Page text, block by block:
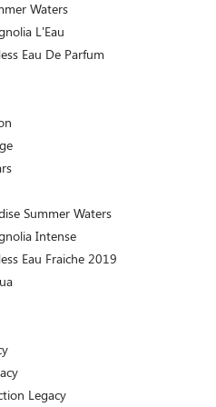
Waters
L'Eau
Eau De Parfum
Summer Waters
Intense
Eau Fraiche 2019
Legacy